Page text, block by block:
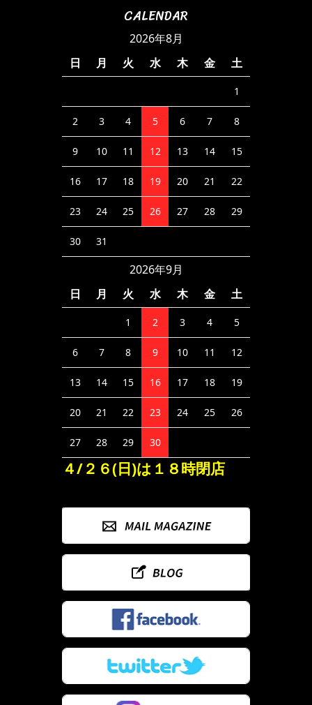
CALENDAR
2026年8月
日
月 火 水 木 金 土
1
2 3 4 5 6 7 8
9 10 11 12 13 14 15
16 17 18 19 20 21 22
23 24 25 26 27 28 29
30 31
2026年9月
日
月 火 水 木 金 土
1 2 3 4 5
6 7 8 9 10 11 12
13 14 15 16 17 18 19
20 21 22 23 24 25 26
27 28 29 30
４/２６(日)は１８時閉店